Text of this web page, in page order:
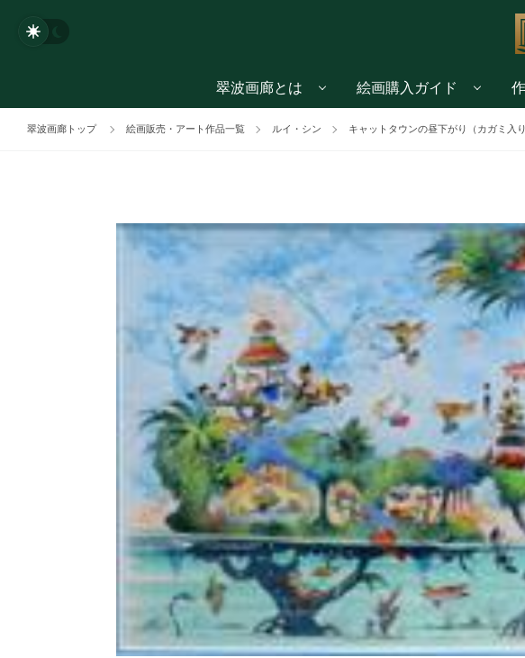
翠波画廊とは 絵画購入ガイド
翠波画廊トップ 絵画販売・アート作品一覧 ルイ・シン キャットタウンの昼下がり（カガミ入り